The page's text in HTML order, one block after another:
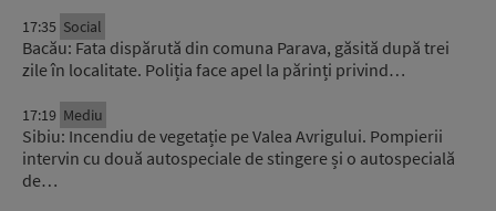
17:35 Social
Bacău: Fata dispărută din comuna Parava, găsită după trei
zile în localitate. Poliția face apel la părinți privind…
17:19 Mediu
Sibiu: Incendiu de vegetație pe Valea Avrigului. Pompierii
intervin cu două autospeciale de stingere și o autospecială
de…